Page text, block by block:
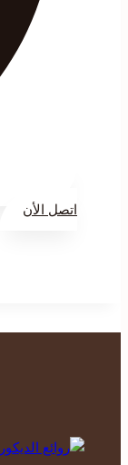
اتصل الأن